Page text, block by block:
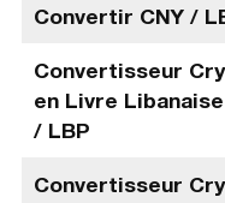
Convertir CNY /
Convertisseur
en Livre
/ LBP
Convertisseur